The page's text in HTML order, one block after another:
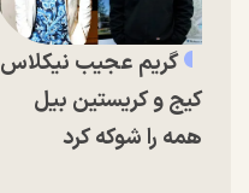
گریم عجیب نیکلاس
کیج و کریستین بیل
همه را شوکه کرد